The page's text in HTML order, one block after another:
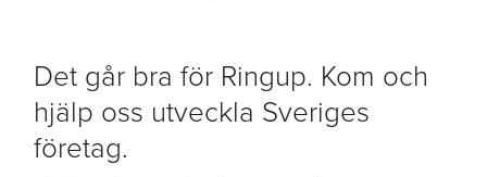
Det går bra för Ringup. Kom och
hjälp oss utveckla Sveriges
företag.